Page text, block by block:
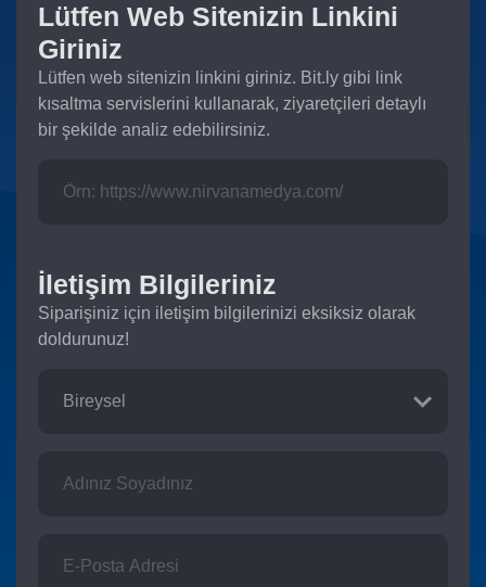
Lütfen Web Sitenizin Linkini
Giriniz
Lütfen web sitenizin linkini giriniz. Bit.ly gibi link
kısaltma servislerini kullanarak, ziyaretçileri detaylı
bir şekilde analiz edebilirsiniz.
İletişim Bilgileriniz
Siparişiniz için iletişim bilgilerinizi eksiksiz olarak
doldurunuz!